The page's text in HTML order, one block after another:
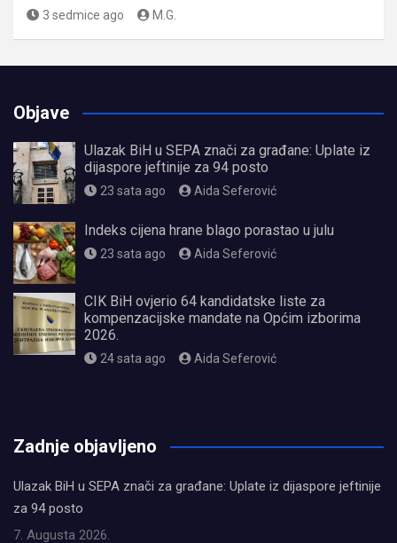
3 sedmice ago M.G.
Objave
Ulazak BiH u SEPA znači za građane: Uplate iz
dijaspore jeftinije za 94 posto
23 sata ago Aida Seferović
Indeks cijena hrane blago porastao u julu
23 sata ago Aida Seferović
CIK BiH ovjerio 64 kandidatske liste za
kompenzacijske mandate na Općim izborima
2026.
24 sata ago Aida Seferović
Zadnje objavljeno
Ulazak BiH u SEPA znači za građane: Uplate iz dijaspore jeftinije
za 94 posto
7. Augusta 2026.